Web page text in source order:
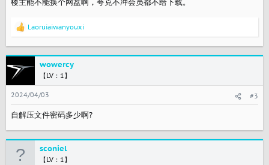
天大楼与供应链捆绑包
楼主能不能换个网盘啊，夸克不冲会员都不给下载。
反
：
Laoruiaiwanyouxi
wowercy
【LV：1】
2024/04/03 #3
自解压文件密码多少啊?
sconiel
【LV：1】